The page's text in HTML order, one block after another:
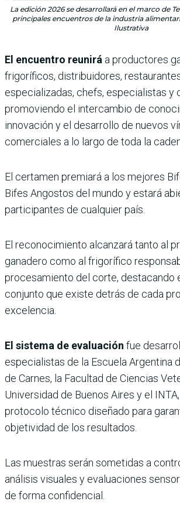
La edición 2026 se desarrollará en el marco de
principales encuentros de la industria
Ilustrativa
El encuentro reunirá a productores
frigoríficos, distribuidores,
especializadas, chefs, especialistas y
promoviendo el intercambio de
innovación y el desarrollo de nuevos
comerciales a lo largo de toda la
El certamen premiará a los mejores
Bifes Angostos del mundo y estará
participantes de cualquier país.
El reconocimiento alcanzará tanto al
ganadero como al frigorífico
procesamiento del corte, destacando
conjunto que existe detrás de cada
excelencia.
El sistema de evaluación fue
especialistas de la Escuela Argentina
de Carnes, la Facultad de Ciencias
Universidad de Buenos Aires y el
protocolo técnico diseñado para
objetividad de los resultados.
Las muestras serán sometidas a
análisis visuales y evaluaciones
de forma confidencial.